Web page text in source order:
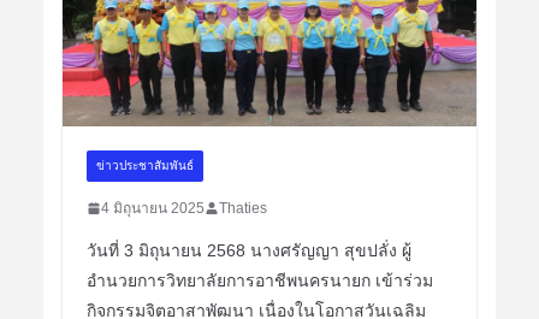
ข่าวประชาสัมพันธ์
4 มิถุนายน 2025 Thaties
วันที่ 3 มิถุนายน 2568 นางศรัญญา สุขปลั่ง ผู้
อำนวยการวิทยาลัยการอาชีพนครนายก เข้าร่วม
กิจกรรมจิตอาสาพัฒนา เนื่องในโอกาสวันเฉลิม